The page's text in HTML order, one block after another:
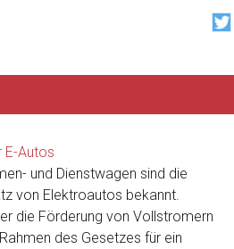
E-Autos
und Dienstwagen sind die
von Elektroautos bekannt.
die Förderung von Vollstromern
des Gesetzes für ein